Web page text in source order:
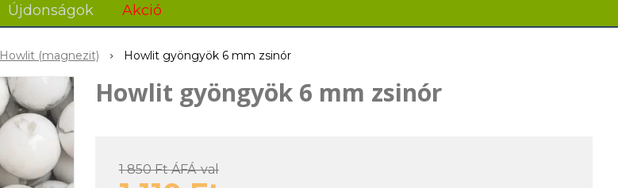
Újdonságok
Akció
Howlit (magnezit) Howlit gyöngyök 6 mm zsinór
Howlit gyöngyök 6 mm zsinór
1 850 FtÁFÁ-val